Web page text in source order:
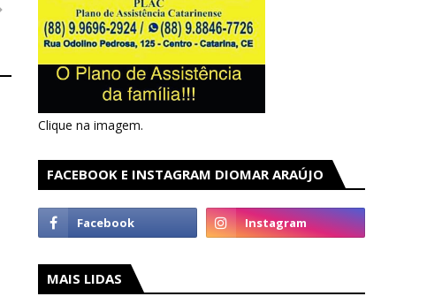
Clique na imagem.
FACEBOOK E INSTAGRAM DIOMAR ARAÚJO
MAIS LIDAS